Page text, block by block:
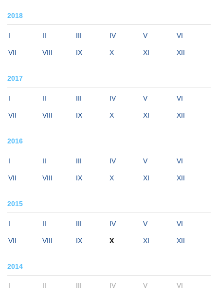
2018
I II III IV V VI
VII VIII IX X XI XII
2017
I II III IV V VI
VII VIII IX X XI XII
2016
I II III IV V VI
VII VIII IX X XI XII
2015
I II III IV V VI
VII VIII IX X XI XII
2014
I II III IV V VI